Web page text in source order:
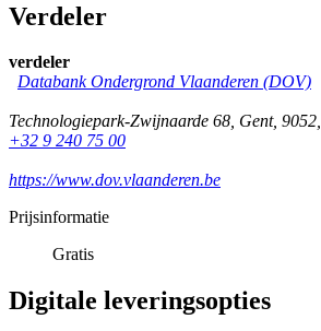
Verdeler
verdeler
Databank Ondergrond Vlaanderen (DOV)
Technologiepark-Zwijnaarde 68, Gent, 9052,
+32 9 240 75 00
https://www.dov.vlaanderen.be
Prijsinformatie
Gratis
Digitale leveringsopties